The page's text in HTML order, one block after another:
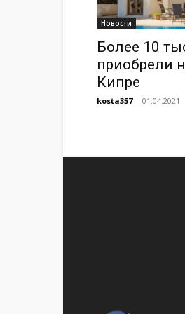
Новости
Более 10
приобрели
Кипре
kosta357 - 01.04.2021